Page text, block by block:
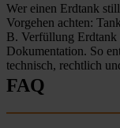
Wer einen Erdtank
Vorgehen achten:
B. Verfüllung Erdtank
Dokumentation. So
technisch, rechtlich
FAQ